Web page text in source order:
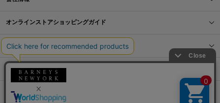
オンラインストアショッピングガイド
店舗情報
サービス